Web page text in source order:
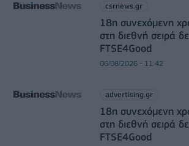
csrnews.gr
18η συνεχόμενη
στη διεθνή σειρά
FTSE4Good
06/08/2026 - 11:42
advertising.gr
18η συνεχόμενη
στη διεθνή σειρά
FTSE4Good